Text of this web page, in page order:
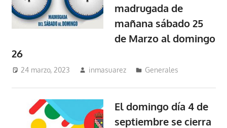
madrugada de
mañana sábado 25
de Marzo al domingo
26
24 marzo, 2023 inmasuarez Generales
El domingo día 4 de
septiembre se cierra